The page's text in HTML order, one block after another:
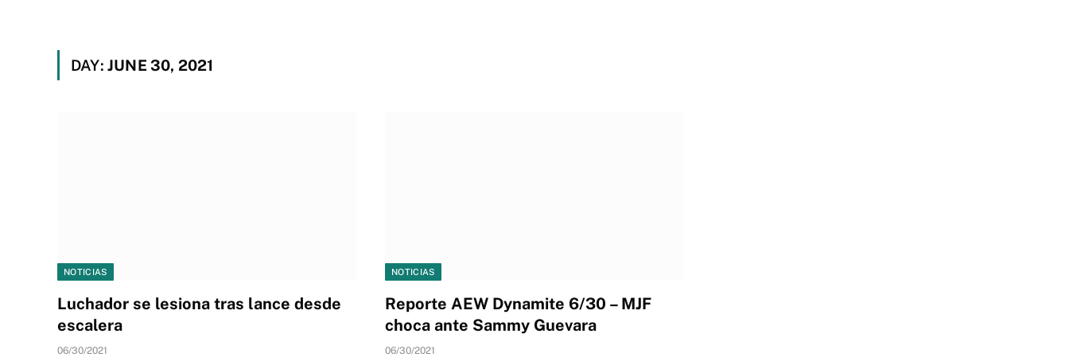
DAY: JUNE 30, 2021
NOTICIAS
Luchador se lesiona tras lance desde
escalera
06/30/2021
NOTICIAS
Reporte AEW Dynamite 6/30 – MJF
choca ante Sammy Guevara
06/30/2021